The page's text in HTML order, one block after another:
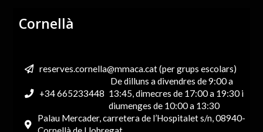
Cornellà
reserves.cornella@mmaca.cat (per grups escolars)
+34 665233448
De dilluns a divendres de 9:00 a
13:45, dimecres de 17:00 a 19:30 i
diumenges de 10:00 a 13:30
Palau Mercader, carretera de l’Hospitalet s/n, 08940-